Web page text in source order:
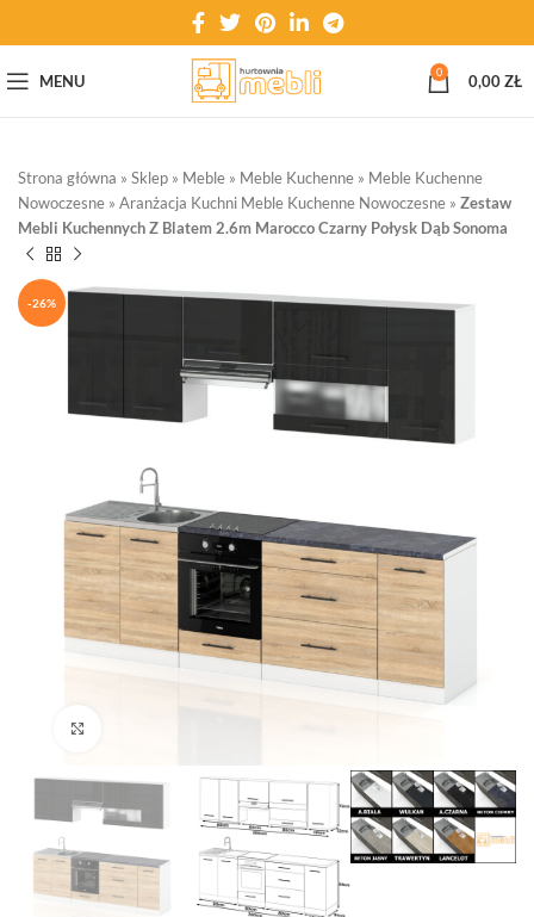
MENU 0 0,00ZŁ
Strona główna » Sklep » Meble » Meble Kuchenne » Meble Kuchenne
Nowoczesne » Aranżacja Kuchni Meble Kuchenne Nowoczesne » Zestaw
Mebli Kuchennych Z Blatem 2.6m Marocco Czarny Połysk Dąb Sonoma
-26%